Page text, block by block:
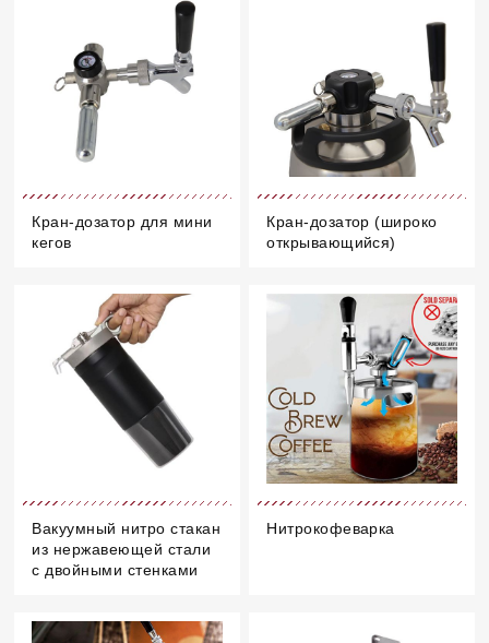
Кран-дозатор для мини
кегов
Кран-дозатор (широко
открывающийся)
Вакуумный нитро стакан
из нержавеющей стали
с двойными стенками
Нитрокофеварка